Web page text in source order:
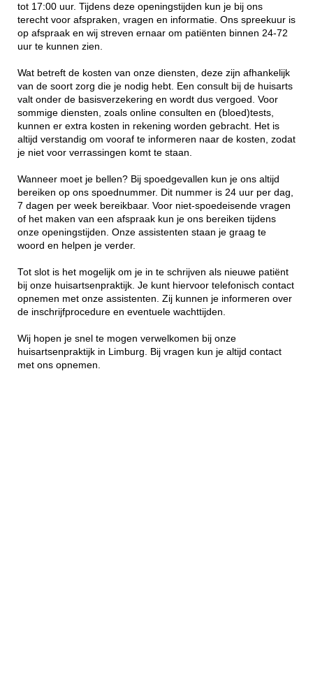
tot 17:00 uur. Tijdens deze openingstijden kun je bij ons
terecht voor afspraken, vragen en informatie. Ons spreekuur is
op afspraak en wij streven ernaar om patiënten binnen 24-72
uur te kunnen zien.
Wat betreft de kosten van onze diensten, deze zijn afhankelijk
van de soort zorg die je nodig hebt. Een consult bij de huisarts
valt onder de basisverzekering en wordt dus vergoed. Voor
sommige diensten, zoals online consulten en (bloed)tests,
kunnen er extra kosten in rekening worden gebracht. Het is
altijd verstandig om vooraf te informeren naar de kosten, zodat
je niet voor verrassingen komt te staan.
Wanneer moet je bellen? Bij spoedgevallen kun je ons altijd
bereiken op ons spoednummer. Dit nummer is 24 uur per dag,
7 dagen per week bereikbaar. Voor niet-spoedeisende vragen
of het maken van een afspraak kun je ons bereiken tijdens
onze openingstijden. Onze assistenten staan je graag te
woord en helpen je verder.
Tot slot is het mogelijk om je in te schrijven als nieuwe patiënt
bij onze huisartsenpraktijk. Je kunt hiervoor telefonisch contact
opnemen met onze assistenten. Zij kunnen je informeren over
de inschrijfprocedure en eventuele wachttijden.
Wij hopen je snel te mogen verwelkomen bij onze
huisartsenpraktijk in Limburg. Bij vragen kun je altijd contact
met ons opnemen.